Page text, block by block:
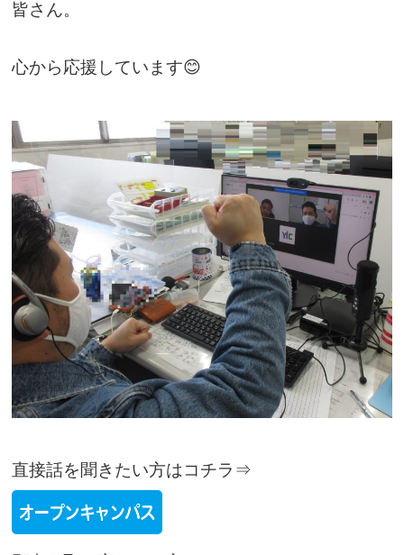
皆さん。
心から応援しています😊
直接話を聞きたい方はコチラ⇒